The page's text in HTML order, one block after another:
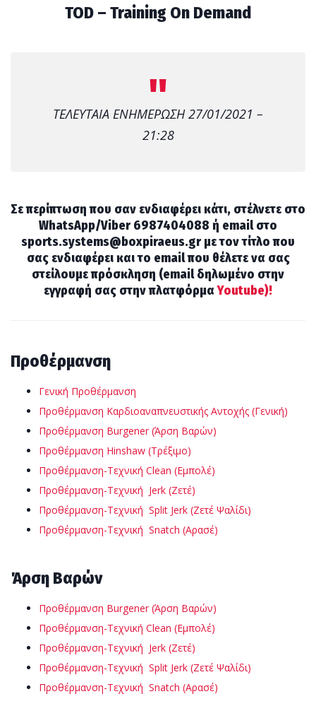
TOD – Training On Demand
ΤΕΛΕΥΤΑΙΑ ΕΝΗΜΕΡΩΣΗ 27/01/2021 –
21:28
Σε περίπτωση που σαν ενδιαφέρει κάτι, στέλνετε στο
WhatsApp/Viber 6987404088 ή email στο
sports.systems@boxpiraeus.gr με τον τίτλο που
σας ενδιαφέρει και το email που θέλετε να σας
στείλουμε πρόσκληση (email δηλωμένο στην
εγγραφή σας στην πλατφόρμαYoutube)!
Προθέρμανση
Γενική Προθέρμανση
Προθέρμανση Καρδιοαναπνευστικής Αντοχής (Γενική)
Προθέρμανση Burgener (Άρση Βαρών)
Προθέρμανση Hinshaw (Τρέξιμο)
Προθέρμανση-Τεχνική Clean (Εμπολέ)
Προθέρμανση-Τεχνική Jerk (Ζετέ)
Προθέρμανση-Τεχνική Split Jerk (Ζετέ Ψαλίδι)
Προθέρμανση-Τεχνική Snatch (Αρασέ)
Άρση Βαρών
Προθέρμανση Burgener (Άρση Βαρών)
Προθέρμανση-Τεχνική Clean (Εμπολέ)
Προθέρμανση-Τεχνική Jerk (Ζετέ)
Προθέρμανση-Τεχνική Split Jerk (Ζετέ Ψαλίδι)
Προθέρμανση-Τεχνική Snatch (Αρασέ)